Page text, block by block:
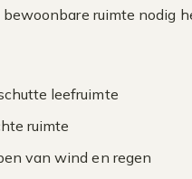
ruimte nodig
leefruimte
ruimte
van wind en regen